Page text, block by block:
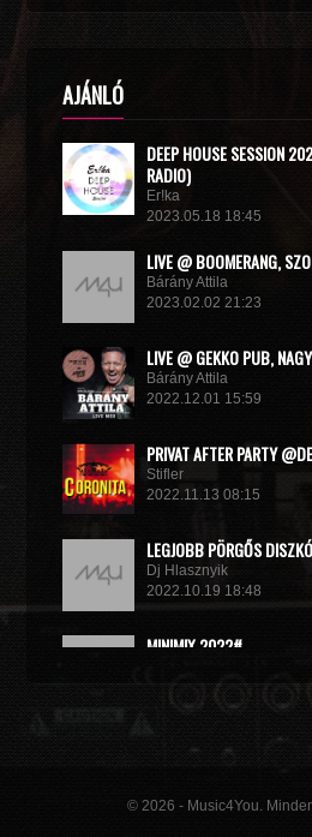
AJÁNLÓ
DEEP HOUSE SESSION
RADIO)
Er!ka
2023.05.18 18:45
LIVE @ BOOMERANG,
Bárány Attila
2023.02.02 21:23
LIVE @ GEKKO PUB,
Bárány Attila
2022.12.01 15:59
PRIVAT AFTER PARTY
Stifler
2022.11.13 08:15
LEGJOBB PÖRGŐS
Dj Hlasznyik
2022.10.19 18:48
MINIMIX 2022#
2022.09.02 10:40
© 2026 - Music4You.